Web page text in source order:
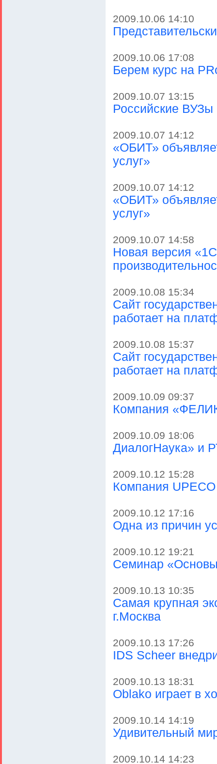
2009.10.06 14:10
2009.10.06 17:08
Берем курс на
2009.10.07 13:15
Российские ВУЗы
2009.10.07 14:12
«ОБИТ»
услуг»
2009.10.07 14:12
«ОБИТ»
услуг»
2009.10.07 14:58
Новая версия
2009.10.08 15:34
Сайт
работает на
2009.10.08 15:37
Сайт
работает на
2009.10.09 09:37
Компания
2009.10.09 18:06
ДиалогНаука» и
2009.10.12 15:28
Компания
2009.10.12 17:16
Одна из причин
2009.10.12 19:21
Cеминар
2009.10.13 10:35
Самая крупная
г.Москва
2009.10.13 17:26
IDS Scheer
2009.10.13 18:31
Oblako играет в
2009.10.14 14:19
Удивительный
2009.10.14 14:23